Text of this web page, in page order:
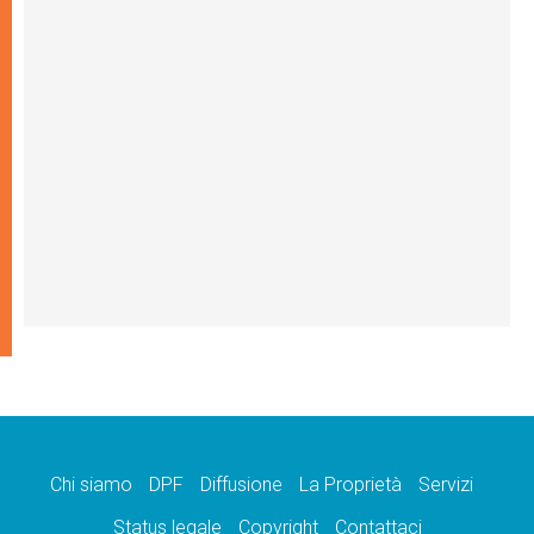
Chi siamo DPF Diffusione La Proprietà
Servizi
Status legale
Copyright Contattaci